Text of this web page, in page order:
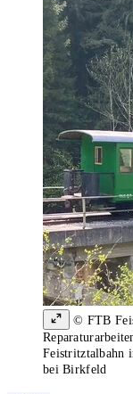
© FTB
Feistritztalbahn
bei Birkfeld